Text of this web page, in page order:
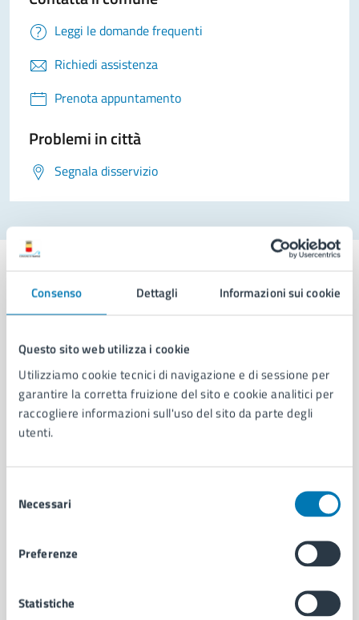
Consenso Dettagli Informazioni sui cookie
Questo sito web utilizza i cookie
Utilizziamo cookie tecnici di navigazione e di sessione per
garantire la corretta fruizione del sito e cookie analitici per
raccogliere informazioni sull'uso del sito da parte degli
utenti.
delNecessari
Preferenze
Statistiche
Leggi le domande frequenti
Richiedi assistenza
Prenota appuntamento
Problemi in città
Segnala disservizio
AMMINISTRAZIONE
Aree amministrative
Organi di governo
Municipalità
Politici
Intranet, posta aziendale e protocollo
CATEGORIE DI SERVIZIO